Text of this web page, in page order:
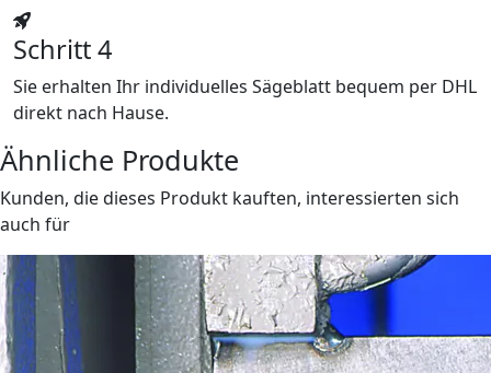
Schritt 4
Sie erhalten Ihr individuelles Sägeblatt bequem per DHL
direkt nach Hause.
Ähnliche Produkte
Kunden, die dieses Produkt kauften, interessierten sich
auch für